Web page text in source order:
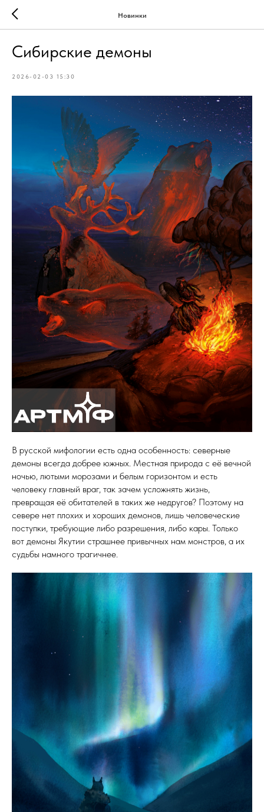
Новинки
Сибирские демоны
2026-02-03 15:30
В русской мифологии есть одна особенность: северные
демоны всегда добрее южных. Местная природа с её вечной
ночью, лютыми морозами и белым горизонтом и есть
человеку главный враг, так зачем усложнять жизнь,
превращая её обитателей в таких же недругов? Поэтому на
севере нет плохих и хороших демонов, лишь человеческие
поступки, требующие либо разрешения, либо кары. Только
вот демоны Якутии страшнее привычных нам монстров, а их
судьбы намного трагичнее.